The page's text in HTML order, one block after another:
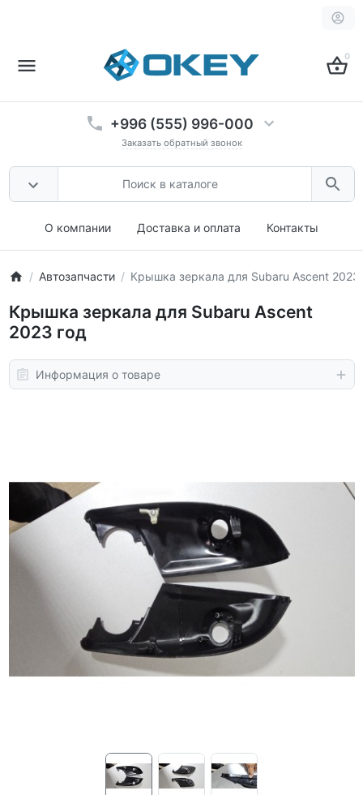
0
+996 (555) 996-000
Заказать обратный звонок
О компании Доставка и оплата Контакты
Автозапчасти Крышка зеркала для Subaru Ascent 2023
Крышка зеркала для Subaru Ascent
2023 год
Информация о товаре